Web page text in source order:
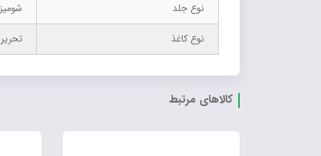
نوع جلد
شومیز
نوع کاغذ
تحریر
کالاهای مرتبط